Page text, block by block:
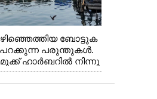
ബോട്ടുക
പറക്കുന്ന പരുന്തുകൾ.
ഹാർബറിൽ നിന്നു